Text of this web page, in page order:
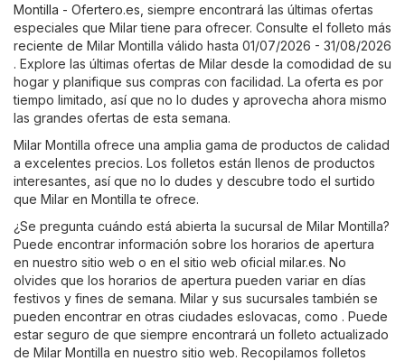
Montilla - Ofertero.es , siempre encontrará las últimas ofertas
especiales que Milar tiene para ofrecer. Consulte el folleto más
reciente de Milar Montilla válido hasta 01/07/2026 - 31/08/2026
. Explore las últimas ofertas de Milar desde la comodidad de su
hogar y planifique sus compras con facilidad. La oferta es por
tiempo limitado, así que no lo dudes y aprovecha ahora mismo
las grandes ofertas de esta semana.
Milar Montilla ofrece una amplia gama de productos de calidad
a excelentes precios. Los folletos están llenos de productos
interesantes, así que no lo dudes y descubre todo el surtido
que Milar en Montilla te ofrece.
¿Se pregunta cuándo está abierta la sucursal de Milar Montilla?
Puede encontrar información sobre los horarios de apertura
en nuestro sitio web o en el sitio web oficial milar.es. No
olvides que los horarios de apertura pueden variar en días
festivos y fines de semana. Milar y sus sucursales también se
pueden encontrar en otras ciudades eslovacas, como . Puede
estar seguro de que siempre encontrará un folleto actualizado
de Milar Montilla en nuestro sitio web. Recopilamos folletos